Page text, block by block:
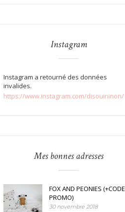
Instagram
Instagram a retourné des données
invalides.
https://www.instagram.com/disouininon/
Mes bonnes adresses
FOX AND PEONIES (+CODE
PROMO)
30 novembre 2018